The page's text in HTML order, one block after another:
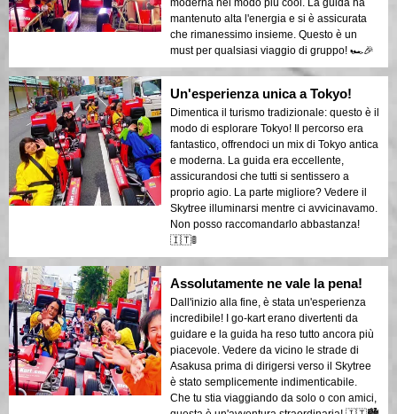
moderna nel modo più cool. La guida ha
mantenuto alta l'energia e si è assicurata
che rimanessimo insieme. Questo è un
must per qualsiasi viaggio di gruppo! 🏎️🎉
Un'esperienza unica a Tokyo!
Dimentica il turismo tradizionale: questo è il
modo di esplorare Tokyo! Il percorso era
fantastico, offrendoci un mix di Tokyo antica
e moderna. La guida era eccellente,
assicurandosi che tutti si sentissero a
proprio agio. La parte migliore? Vedere il
Skytree illuminarsi mentre ci avvicinavamo.
Non posso raccomandarlo abbastanza!
🇮🇹🚦
Assolutamente ne vale la pena!
Dall'inizio alla fine, è stata un'esperienza
incredibile! I go-kart erano divertenti da
guidare e la guida ha reso tutto ancora più
piacevole. Vedere da vicino le strade di
Asakusa prima di dirigersi verso il Skytree
è stato semplicemente indimenticabile.
Che tu stia viaggiando da solo o con amici,